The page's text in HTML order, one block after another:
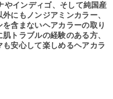
インディゴ、そして純国産
にもノンジアミンカラー、
含まないヘアカラーの取り
トラブルの経験のある方、
安心して楽しめるヘアカラ